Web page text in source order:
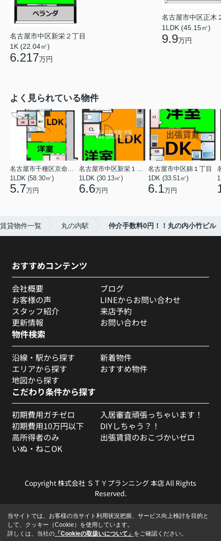
名古屋市中区新栄２丁目
1K (22.04㎡)
6.217万円
名古屋市中区正木
1LDK (45.15㎡)
9.9万円
よく見られている物件
1LDK (58.30㎡)
5.7万円
1LDK (30.13㎡)
6.6万円
名古屋市中区錦１丁目
1DK (33.51㎡)
6.1万円
貸物件一覧 丸の内駅 仲介手数料0円！！丸の内小竹ビル
おすすめコンテンツ
会社概要
お客様の声
スタッフ紹介
更新情報
ブログ
LINEからお問い合わせ
来店予約
お問い合わせ
物件検索
沿線・駅から探す
エリアから探す
地図から探す
新着物件
おすすめ物件
こだわり条件から探す
初期費用ガチゼロ
初期費用10万円以下
高所得者のみ
いぬ・ねこOK
入居審査頑張っちゃいます！
DIYしちゃう？！
出張賃貸のおこづかいゼロ
Copyright 株式会社 ＳＴＹプランニング 本店 All Rights
Reserved.
当サイトでは、お客様の当サイト利用状況把握、サービス向上検討を目的と
して、クッキー（Cookie）を使用しています。
詳しくは、当社の 「Cookieの取扱いについて」 をご確認ください。